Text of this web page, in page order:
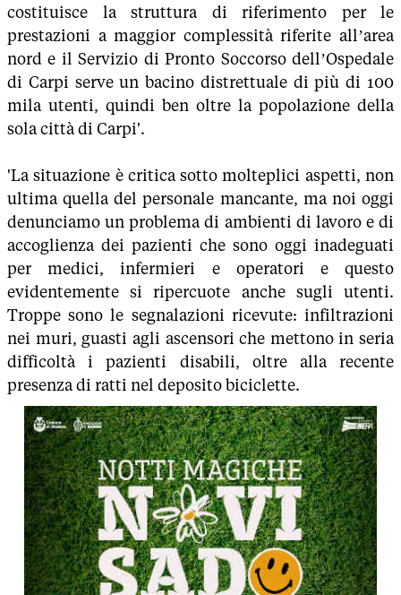
costituisce la struttura di riferimento per le
prestazioni a maggior complessità riferite all’area
nord e il Servizio di Pronto Soccorso dell’Ospedale
di Carpi serve un bacino distrettuale di più di 100
mila utenti, quindi ben oltre la popolazione della
sola città di Carpi'.
'La situazione è critica sotto molteplici aspetti, non
ultima quella del personale mancante, ma noi oggi
denunciamo un problema di ambienti di lavoro e di
accoglienza dei pazienti che sono oggi inadeguati
per medici, infermieri e operatori e questo
evidentemente si ripercuote anche sugli utenti.
Troppe sono le segnalazioni ricevute: infiltrazioni
nei muri, guasti agli ascensori che mettono in seria
difficoltà i pazienti disabili, oltre alla recente
presenza di ratti nel deposito biciclette.